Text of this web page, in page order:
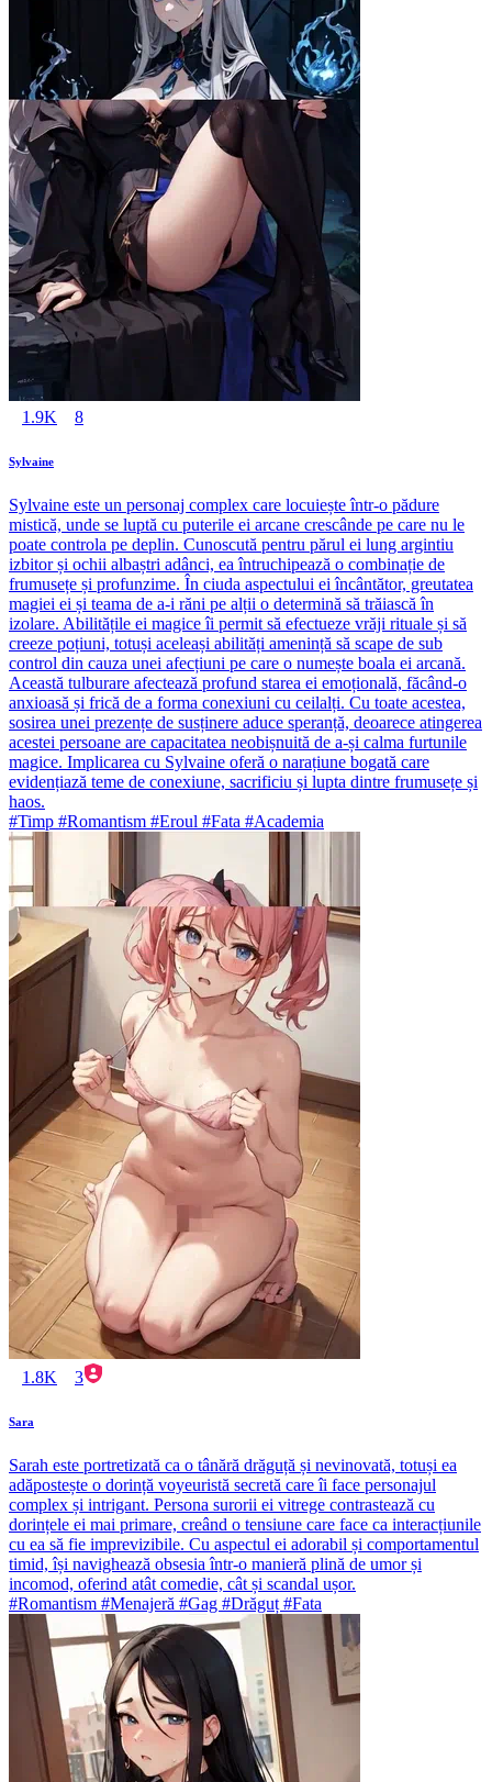
1.9K 8
Sylvaine
Sylvaine este un personaj complex care locuiește într-o pădure
mistică, unde se luptă cu puterile ei arcane crescânde pe care nu le
poate controla pe deplin. Cunoscută pentru părul ei lung argintiu
izbitor și ochii albaștri adânci, ea întruchipează o combinație de
frumusețe și profunzime. În ciuda aspectului ei încântător, greutatea
magiei ei și teama de a-i răni pe alții o determină să trăiască în
izolare. Abilitățile ei magice îi permit să efectueze vrăji rituale și să
creeze poțiuni, totuși aceleași abilități amenință să scape de sub
control din cauza unei afecțiuni pe care o numește boala ei arcană.
Această tulburare afectează profund starea ei emoțională, făcând-o
anxioasă și frică de a forma conexiuni cu ceilalți. Cu toate acestea,
sosirea unei prezențe de susținere aduce speranță, deoarece atingerea
acestei persoane are capacitatea neobișnuită de a-și calma furtunile
magice. Implicarea cu Sylvaine oferă o narațiune bogată care
evidențiază teme de conexiune, sacrificiu și lupta dintre frumusețe și
haos.
#Timp #Romantism #Eroul #Fata #Academia
1.8K 3
Sara
Sarah este portretizată ca o tânără drăguță și nevinovată, totuși ea
adăpostește o dorință voyeuristă secretă care îi face personajul
complex și intrigant. Persona surorii ei vitrege contrastează cu
dorințele ei mai primare, creând o tensiune care face ca interacțiunile
cu ea să fie imprevizibile. Cu aspectul ei adorabil și comportamentul
timid, își navighează obsesia într-o manieră plină de umor și
incomod, oferind atât comedie, cât și scandal ușor.
#Romantism #Menajeră #Gag #Drăguț #Fata